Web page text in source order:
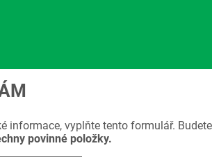
informace, vyplňte tento formulář.
povinné položky.